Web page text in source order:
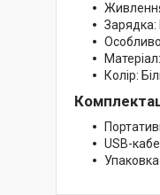
Зарядка:
Колір:
USB-
Упаковка